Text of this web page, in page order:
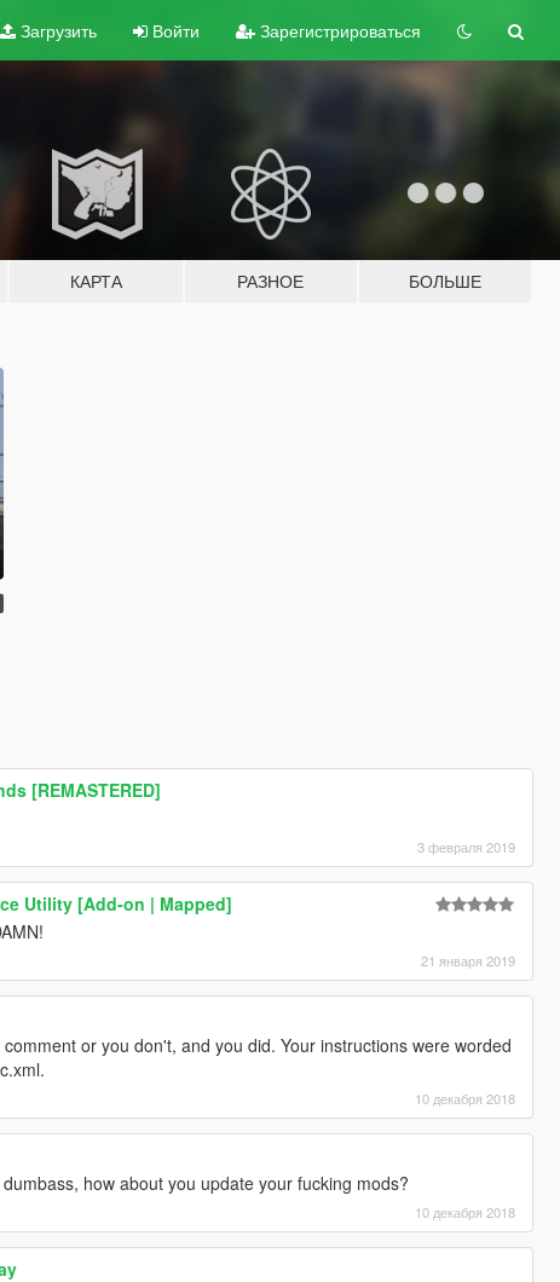
Загрузить Войти Зарегистрироваться
КАРТА РАЗНОЕ БОЛЬШЕ
[REMASTERED]
3 февраля 2019
Utility [Add-on | Mapped]
21 января 2019
or you don't, and you did. Your instructions were worded
10 декабря 2018
how about you update your fucking mods?
10 декабря 2018